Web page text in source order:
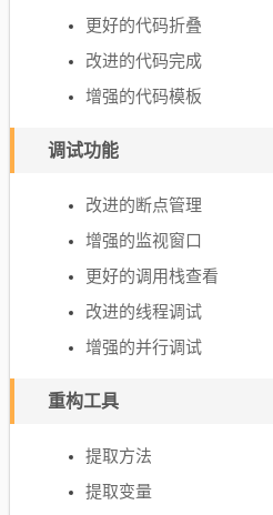
更好的代码折叠
改进的代码完成
增强的代码模板
调试功能
改进的断点管理
增强的监视窗口
更好的调用栈查看
改进的线程调试
增强的并行调试
重构工具
提取方法
提取变量